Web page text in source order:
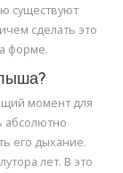
существуют
сделать это
форме.
момент для
абсолютно
его дыхание.
лет. В это